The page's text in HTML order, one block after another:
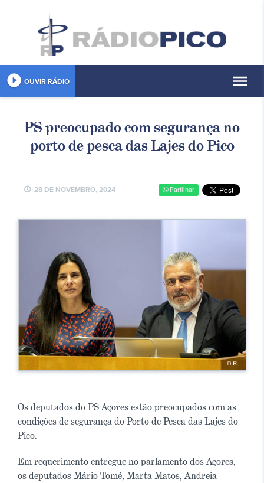
play_circle_filled OUVIR RÁDIO menu
PS preocupado com segurança no
porto de pesca das Lajes do Pico
schedule 28 DE NOVEMBRO, 2024 Partilhar
Os deputados do PS Açores estão preocupados com as
condições de segurança do Porto de Pesca das Lajes do
Pico.
Em requerimento entregue no parlamento dos Açores,
os deputados Mário Tomé, Marta Matos, Andreia